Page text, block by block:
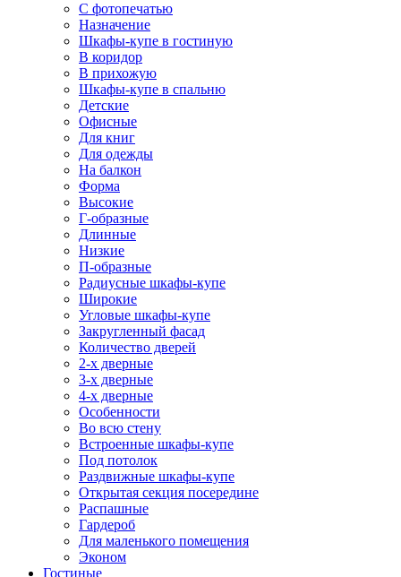
С фотопечатью
Назначение
Шкафы-купе в гостиную
В коридор
В прихожую
Шкафы-купе в спальню
Детские
Офисные
Для книг
Для одежды
На балкон
Форма
Высокие
Г-образные
Длинные
Низкие
П-образные
Радиусные шкафы-купе
Широкие
Угловые шкафы-купе
Закругленный фасад
Количество дверей
2-х дверные
3-х дверные
4-х дверные
Особенности
Во всю стену
Встроенные шкафы-купе
Под потолок
Раздвижные шкафы-купе
Открытая секция посередине
Распашные
Гардероб
Для маленького помещения
Эконом
Гостиные